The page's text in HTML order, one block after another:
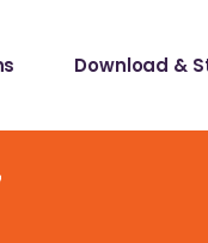
Download &
Sampler